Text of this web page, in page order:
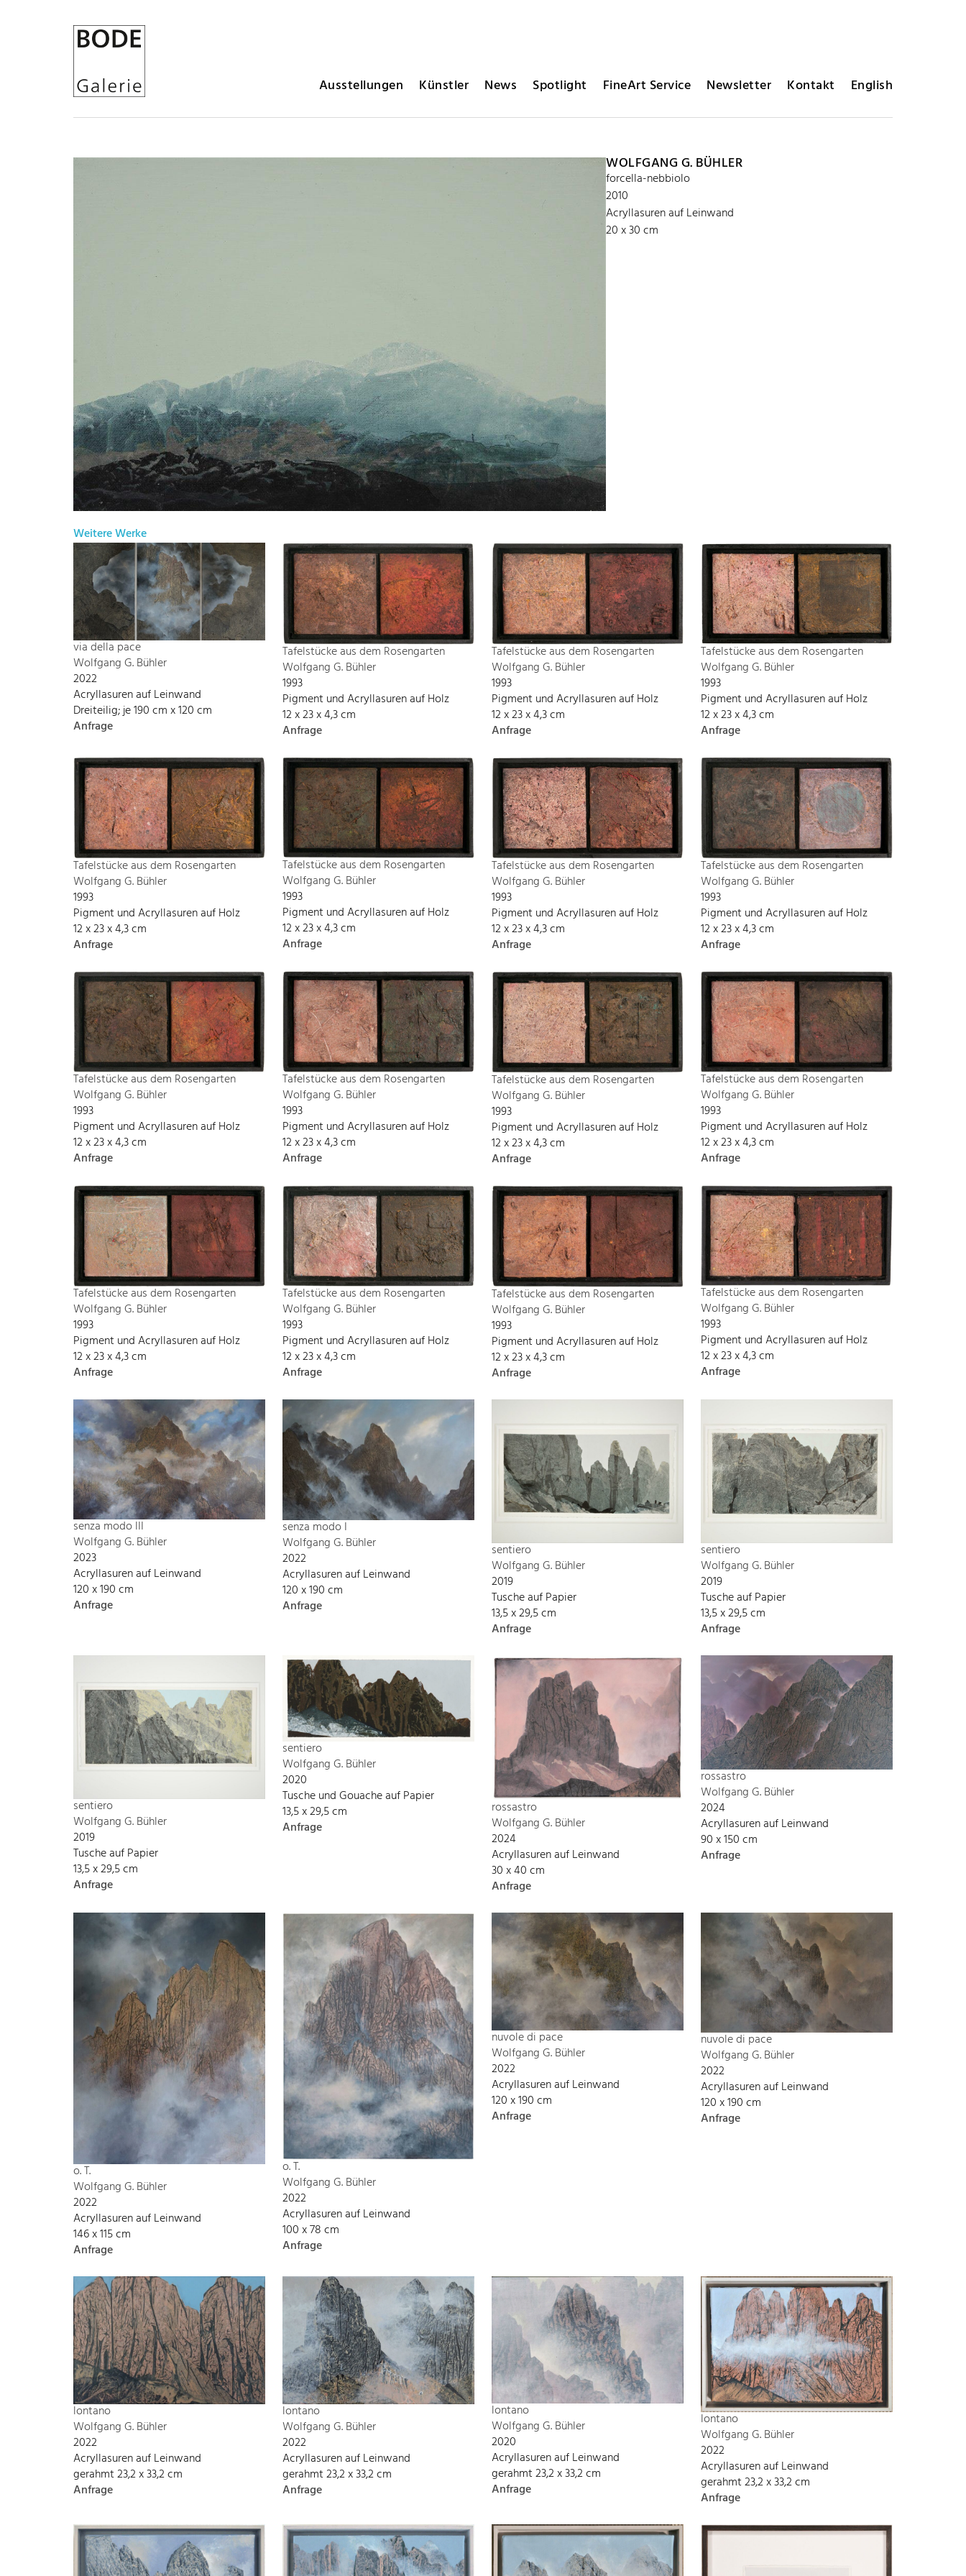
Ausstellungen Künstler News Spotlight FineArt Service Newsletter Kontakt English
WOLFGANG G. BÜHLER
forcella-nebbiolo
2010
Acryllasuren auf Leinwand
20 x 30 cm
Weitere Werke
via della pace
Wolfgang G. Bühler
2022
Acryllasuren auf Leinwand
Dreiteilig; je 190 cm x 120 cm
Anfrage
Tafelstücke aus dem Rosengarten
Wolfgang G. Bühler
1993
Pigment und Acryllasuren auf Holz
12 x 23 x 4,3 cm
Anfrage
Tafelstücke aus dem Rosengarten
Wolfgang G. Bühler
1993
Pigment und Acryllasuren auf Holz
12 x 23 x 4,3 cm
Anfrage
Tafelstücke aus dem Rosengarten
Wolfgang G. Bühler
1993
Pigment und Acryllasuren auf Holz
12 x 23 x 4,3 cm
Anfrage
Tafelstücke aus dem Rosengarten
Wolfgang G. Bühler
1993
Pigment und Acryllasuren auf Holz
12 x 23 x 4,3 cm
Anfrage
Tafelstücke aus dem Rosengarten
Wolfgang G. Bühler
1993
Pigment und Acryllasuren auf Holz
12 x 23 x 4,3 cm
Anfrage
Tafelstücke aus dem Rosengarten
Wolfgang G. Bühler
1993
Pigment und Acryllasuren auf Holz
12 x 23 x 4,3 cm
Anfrage
Tafelstücke aus dem Rosengarten
Wolfgang G. Bühler
1993
Pigment und Acryllasuren auf Holz
12 x 23 x 4,3 cm
Anfrage
Tafelstücke aus dem Rosengarten
Wolfgang G. Bühler
1993
Pigment und Acryllasuren auf Holz
12 x 23 x 4,3 cm
Anfrage
Tafelstücke aus dem Rosengarten
Wolfgang G. Bühler
1993
Pigment und Acryllasuren auf Holz
12 x 23 x 4,3 cm
Anfrage
Tafelstücke aus dem Rosengarten
Wolfgang G. Bühler
1993
Pigment und Acryllasuren auf Holz
12 x 23 x 4,3 cm
Anfrage
Tafelstücke aus dem Rosengarten
Wolfgang G. Bühler
1993
Pigment und Acryllasuren auf Holz
12 x 23 x 4,3 cm
Anfrage
Tafelstücke aus dem Rosengarten
Wolfgang G. Bühler
1993
Pigment und Acryllasuren auf Holz
12 x 23 x 4,3 cm
Anfrage
Tafelstücke aus dem Rosengarten
Wolfgang G. Bühler
1993
Pigment und Acryllasuren auf Holz
12 x 23 x 4,3 cm
Anfrage
Tafelstücke aus dem Rosengarten
Wolfgang G. Bühler
1993
Pigment und Acryllasuren auf Holz
12 x 23 x 4,3 cm
Anfrage
Tafelstücke aus dem Rosengarten
Wolfgang G. Bühler
1993
Pigment und Acryllasuren auf Holz
12 x 23 x 4,3 cm
Anfrage
senza modo III
Wolfgang G. Bühler
2023
Acryllasuren auf Leinwand
120 x 190 cm
Anfrage
senza modo I
Wolfgang G. Bühler
2022
Acryllasuren auf Leinwand
120 x 190 cm
Anfrage
sentiero
Wolfgang G. Bühler
2019
Tusche auf Papier
13,5 x 29,5 cm
Anfrage
sentiero
Wolfgang G. Bühler
2019
Tusche auf Papier
13,5 x 29,5 cm
Anfrage
sentiero
Wolfgang G. Bühler
2019
Tusche auf Papier
13,5 x 29,5 cm
Anfrage
sentiero
Wolfgang G. Bühler
2020
Tusche und Gouache auf Papier
13,5 x 29,5 cm
Anfrage
rossastro
Wolfgang G. Bühler
2024
Acryllasuren auf Leinwand
30 x 40 cm
Anfrage
rossastro
Wolfgang G. Bühler
2024
Acryllasuren auf Leinwand
90 x 150 cm
Anfrage
o. T.
Wolfgang G. Bühler
2022
Acryllasuren auf Leinwand
146 x 115 cm
Anfrage
o. T.
Wolfgang G. Bühler
2022
Acryllasuren auf Leinwand
100 x 78 cm
Anfrage
nuvole di pace
Wolfgang G. Bühler
2022
Acryllasuren auf Leinwand
120 x 190 cm
Anfrage
nuvole di pace
Wolfgang G. Bühler
2022
Acryllasuren auf Leinwand
120 x 190 cm
Anfrage
lontano
Wolfgang G. Bühler
2022
Acryllasuren auf Leinwand
gerahmt 23,2 x 33,2 cm
Anfrage
lontano
Wolfgang G. Bühler
2022
Acryllasuren auf Leinwand
gerahmt 23,2 x 33,2 cm
Anfrage
lontano
Wolfgang G. Bühler
2020
Acryllasuren auf Leinwand
gerahmt 23,2 x 33,2 cm
Anfrage
lontano
Wolfgang G. Bühler
2022
Acryllasuren auf Leinwand
gerahmt 23,2 x 33,2 cm
Anfrage